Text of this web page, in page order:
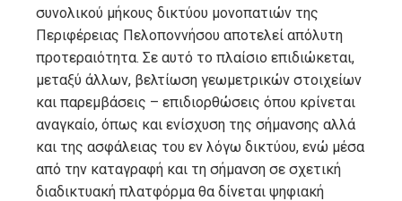
συνολικού μήκους δικτύου μονοπατιών της
Περιφέρειας Πελοποννήσου αποτελεί απόλυτη
προτεραιότητα. Σε αυτό το πλαίσιο επιδιώκεται,
μεταξύ άλλων, βελτίωση γεωμετρικών στοιχείων
και παρεμβάσεις – επιδιορθώσεις όπου κρίνεται
αναγκαίο, όπως και ενίσχυση της σήμανσης αλλά
και της ασφάλειας του εν λόγω δικτύου, ενώ μέσα
από την καταγραφή και τη σήμανση σε σχετική
διαδικτυακή πλατφόρμα θα δίνεται ψηφιακή